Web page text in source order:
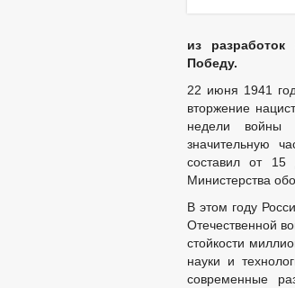
из
Победу.
22 июня 1941
вторжение
недели войны
значительную
составил от
Министерства
В этом году
Отечественной
стойкости
науки и
современные